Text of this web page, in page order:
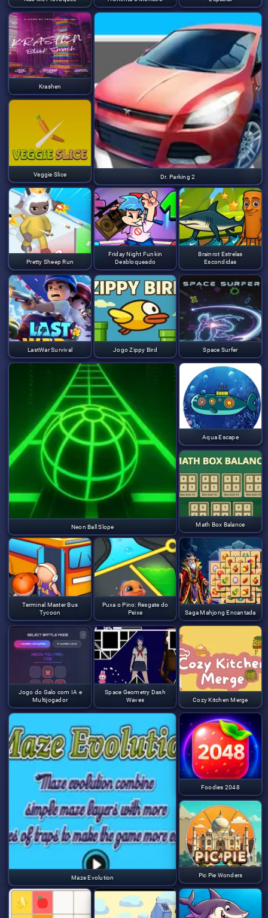
Krashen
Dr. Parking 2
Veggie Slice
Pretty Sheep Run
Friday Night Funkin
Desbloqueado
Brainrot Estrelas
Escondidas
LastWar Survival Jogo Zippy Bird Space Surfer
Neon Ball Slope
Aqua Escape
Math Box Balance
Terminal Master Bus
Tycoon
Puxa o Pino: Resgate do
Peixe
Saga Mahjong Encantada
Jogo do Galo com IA e
Multijogador
Space Geometry Dash
Waves
Maze Evolution
Cozy Kitchen Merge
Foodies 2048
Pic Pie Wonders